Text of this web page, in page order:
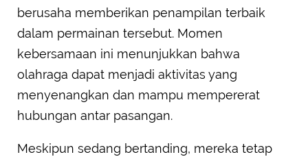
berusaha memberikan penampilan terbaik
dalam permainan tersebut. Momen
kebersamaan ini menunjukkan bahwa
olahraga dapat menjadi aktivitas yang
menyenangkan dan mampu mempererat
hubungan antar pasangan.
Meskipun sedang bertanding, mereka tetap